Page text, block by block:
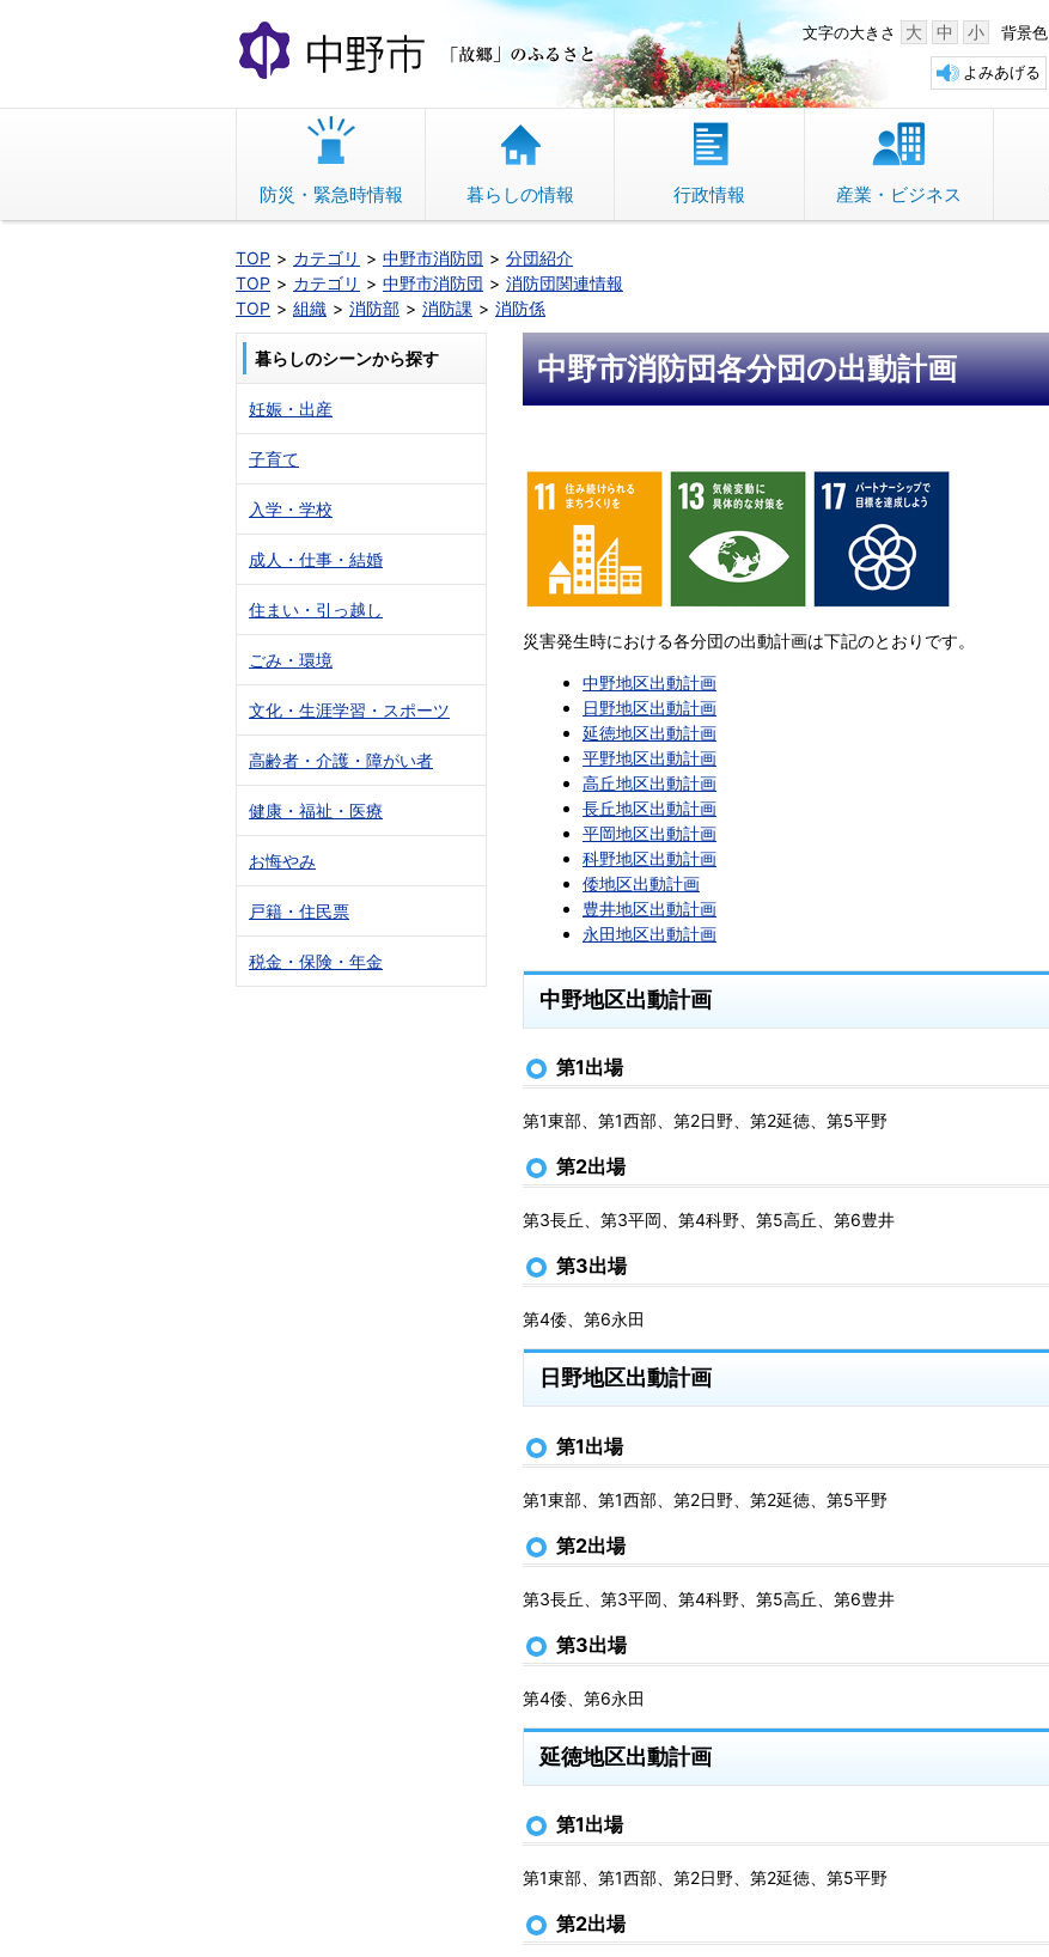
文
へ
動
中野市 「故郷」のふるさと 背景色
文字の大きさ 大 中 小
よみあげる
防災・緊急時情報 暮らしの情報 行政情報 産業・ビジネス
TOP カテゴリ 中野市消防団
分団紹介
TOP
カテゴリ 中野市消防団
消防団関連情報
TOP
組織 消防部 消防課 消防係
中野市消防団各分団の出動計画
災害発生時における各分団の出動計画は下記のとおりです。
中野地区出動計画
日野地区出動計画
延徳地区出動計画
平野地区出動計画
高丘地区出動計画
長丘地区出動計画
平岡地区出動計画
科野地区出動計画
倭地区出動計画
豊井地区出動計画
永田地区出動計画
中野地区出動計画
第1出場
第1東部、第1西部、第2日野、第2延徳、第5平野
第2出場
第3長丘、第3平岡、第4科野、第5高丘、第6豊井
第3出場
第4倭、第6永田
日野地区出動計画
第1出場
第1東部、第1西部、第2日野、第2延徳、第5平野
第2出場
第3長丘、第3平岡、第4科野、第5高丘、第6豊井
第3出場
第4倭、第6永田
延徳地区出動計画
第1出場
第1東部、第1西部、第2日野、第2延徳、第5平野
第2出場
暮らしのシーンから探す
妊娠・出産
子育て
入学・学校
成人・仕事・結婚
住まい・引っ越し
ごみ・環境
文化・生涯学習・スポーツ
高齢者・介護・障がい者
健康・福祉・医療
お悔やみ
戸籍・住民票
税金・保険・年金